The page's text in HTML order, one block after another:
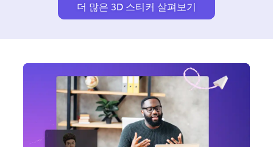
더 많은 3D 스티커 살펴보기